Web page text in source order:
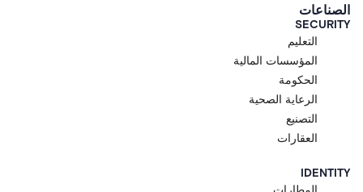
الصناعات
SECURITY
التعليم
المؤسسات المالية
الحكومة
الرعاية الصحية
التصنيع
العقارات
IDENTITY